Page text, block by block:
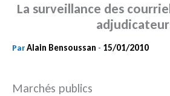
La surveillance des
ParAlain Bensoussan - 15/01/2010
Marchés publics